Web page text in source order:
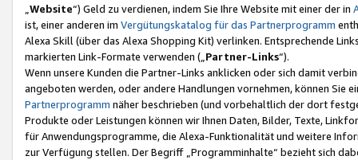
Website“) Geld zu verdienen, indem Sie Ihre Website mit einer der in
ist, einer anderen im Vergütungskatalog für das Partnerprogramm
Alexa Skill (über das Alexa Shopping Kit) verlinken. Entsprechende
markierten Link-Formate verwenden („ Partner-Links“).
Wenn unsere Kunden die Partner-Links anklicken oder sich damit
angeboten werden, oder andere Handlungen vornehmen, können Sie
Partnerprogramm näher beschrieben (und vorbehaltlich der dort
Produkte oder Leistungen können wir Ihnen Daten, Bilder, Texte,
für Anwendungsprogramme, die Alexa-Funktionalität und weitere
zur Verfügung stellen. Der Begriff „Programminhalte“ bezieht sich